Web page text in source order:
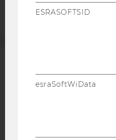
EQUIS AACSB
ESRASOFTSID
esraSoftWiData